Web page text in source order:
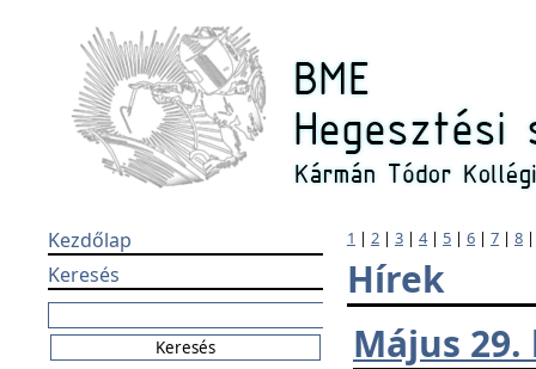
Kezdőlap
Keresés
1 | 2 | 3 | 4| 5 | 6 | 7 | 8
Hírek
Május